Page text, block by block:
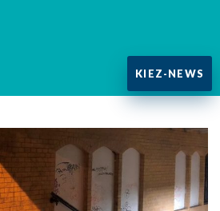
KIEZ-NEWS